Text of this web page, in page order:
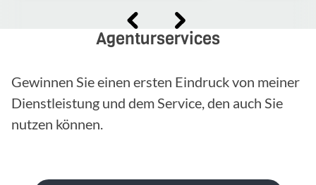
Agenturservices
Gewinnen Sie einen ersten Eindruck von meiner
Dienstleistung und dem Service, den auch Sie
nutzen können.